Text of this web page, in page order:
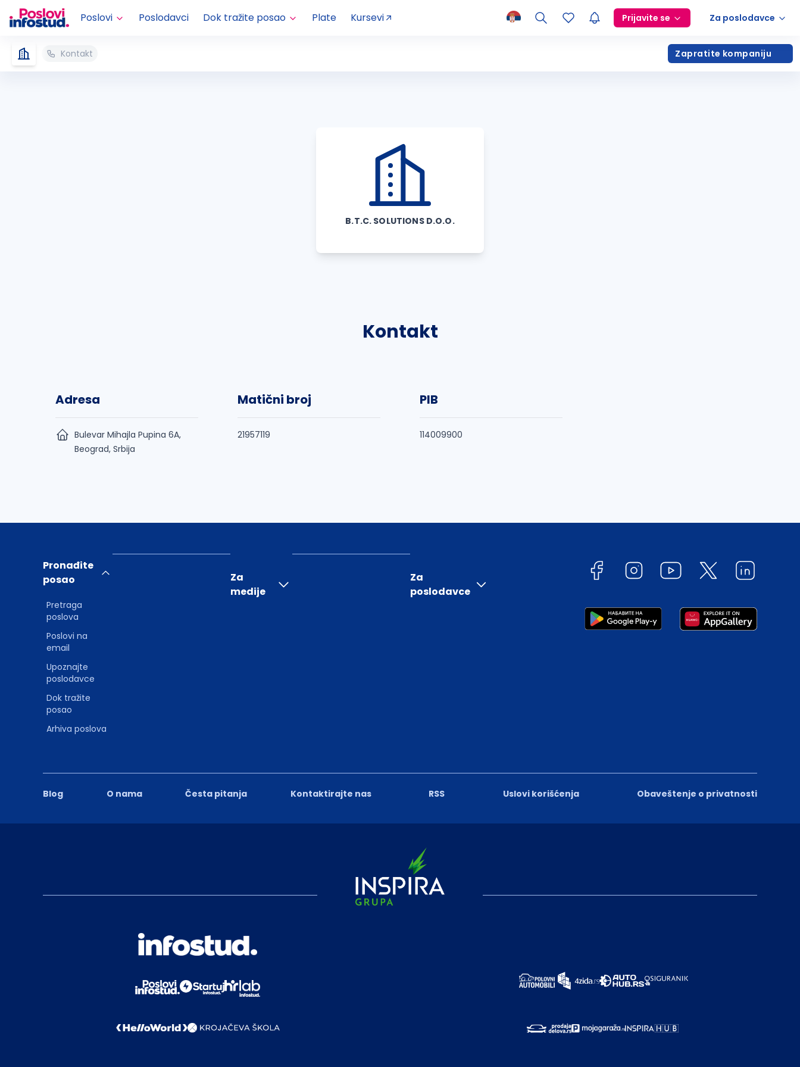
Poslovi Poslodavci Dok tražite posao Plate Kursevi Prijavite se Za poslodavce
Kontakt Zapratite kompaniju
B.T.C. SOLUTIONS D.O.O.
Kontakt
Adresa
Bulevar Mihajla Pupina 6A,
Beograd, Srbija
Matični broj
21957119
PIB
114009900
Blog O nama Česta pitanja Kontaktirajte nas RSS Uslovi korišćenja Obaveštenje o privatnosti
Pronađite
posao
Pretraga
poslova
Poslovi na
email
Upoznajte
poslodavce
Dok tražite
posao
Arhiva poslova
Za
medije
Za
poslodavce